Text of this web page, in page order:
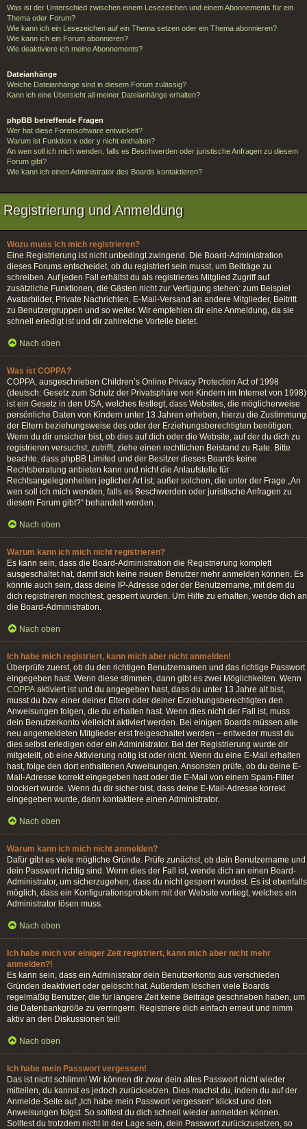
Was ist der Unterschied zwischen einem Lesezeichen und einem Abonnements für ein
Thema oder Forum?
Wie kann ich ein Lesezeichen auf ein Thema setzen oder ein Thema abonnieren?
Wie kann ich ein Forum abonnieren?
Wie deaktiviere ich meine Abonnements?
Dateianhänge
Welche Dateianhänge sind in diesem Forum zulässig?
Kann ich eine Übersicht all meiner Dateianhänge erhalten?
phpBB betreffende Fragen
Wer hat diese Forensoftware entwickelt?
Warum ist Funktion x oder y nicht enthalten?
An wen soll ich mich wenden, falls es Beschwerden oder juristische Anfragen zu diesem
Forum gibt?
Wie kann ich einen Administrator des Boards kontaktieren?
Registrierung und Anmeldung
Wozu muss ich mich registrieren?
Eine Registrierung ist nicht unbedingt zwingend. Die Board-Administration
dieses Forums entscheidet, ob du registriert sein musst, um Beiträge zu
schreiben. Auf jeden Fall erhältst du als registriertes Mitglied Zugriff auf
zusätzliche Funktionen, die Gästen nicht zur Verfügung stehen: zum Beispiel
Avatarbilder, Private Nachrichten, E-Mail-Versand an andere Mitglieder, Beitritt
zu Benutzergruppen und so weiter. Wir empfehlen dir eine Anmeldung, da sie
schnell erledigt ist und dir zahlreiche Vorteile bietet.
Nach oben
Was ist COPPA?
COPPA, ausgeschrieben Children’s Online Privacy Protection Act of 1998
(deutsch: Gesetz zum Schutz der Privatsphäre von Kindern im Internet von 1998)
ist ein Gesetz in den USA, welches festlegt, dass Websites, die möglicherweise
persönliche Daten von Kindern unter 13 Jahren erheben, hierzu die Zustimmung
der Eltern beziehungsweise des oder der Erziehungsberechtigten benötigen.
Wenn du dir unsicher bist, ob dies auf dich oder die Website, auf der du dich zu
registrieren versuchst, zutrifft, ziehe einen rechtlichen Beistand zu Rate. Bitte
beachte, dass phpBB Limited und der Besitzer dieses Boards keine
Rechtsberatung anbieten kann und nicht die Anlaufstelle für
Rechtsangelegenheiten jeglicher Art ist; außer solchen, die unter der Frage „An
wen soll ich mich wenden, falls es Beschwerden oder juristische Anfragen zu
diesem Forum gibt?“ behandelt werden.
Nach oben
Warum kann ich mich nicht registrieren?
Es kann sein, dass die Board-Administration die Registrierung komplett
ausgeschaltet hat, damit sich keine neuen Benutzer mehr anmelden können. Es
könnte auch sein, dass deine IP-Adresse oder der Benutzername, mit dem du
dich registrieren möchtest, gesperrt wurden. Um Hilfe zu erhalten, wende dich an
die Board-Administration.
Nach oben
Ich habe mich registriert, kann mich aber nicht anmelden!
Überprüfe zuerst, ob du den richtigen Benutzernamen und das richtige Passwort
eingegeben hast. Wenn diese stimmen, dann gibt es zwei Möglichkeiten. Wenn
COPPA aktiviert ist und du angegeben hast, dass du unter 13 Jahre alt bist,
musst du bzw. einer deiner Eltern oder deiner Erziehungsberechtigten den
Anweisungen folgen, die du erhalten hast. Wenn dies nicht der Fall ist, muss
dein Benutzerkonto vielleicht aktiviert werden. Bei einigen Boards müssen alle
neu angemeldeten Mitglieder erst freigeschaltet werden – entweder musst du
dies selbst erledigen oder ein Administrator. Bei der Registrierung wurde dir
mitgeteilt, ob eine Aktivierung nötig ist oder nicht. Wenn du eine E-Mail erhalten
hast, folge den dort enthaltenen Anweisungen. Ansonsten prüfe, ob du deine E-
Mail-Adresse korrekt eingegeben hast oder die E-Mail von einem Spam-Filter
blockiert wurde. Wenn du dir sicher bist, dass deine E-Mail-Adresse korrekt
eingegeben wurde, dann kontaktiere einen Administrator.
Nach oben
Warum kann ich mich nicht anmelden?
Dafür gibt es viele mögliche Gründe. Prüfe zunächst, ob dein Benutzername und
dein Passwort richtig sind. Wenn dies der Fall ist, wende dich an einen Board-
Administrator, um sicherzugehen, dass du nicht gesperrt wurdest. Es ist ebenfalls
möglich, dass ein Konfigurationsproblem mit der Website vorliegt, welches ein
Administrator lösen muss.
Nach oben
Ich habe mich vor einiger Zeit registriert, kann mich aber nicht mehr
anmelden?!
Es kann sein, dass ein Administrator dein Benutzerkonto aus verschieden
Gründen deaktiviert oder gelöscht hat. Außerdem löschen viele Boards
regelmäßig Benutzer, die für längere Zeit keine Beiträge geschrieben haben, um
die Datenbankgröße zu verringern. Registriere dich einfach erneut und nimm
aktiv an den Diskussionen teil!
Nach oben
Ich habe mein Passwort vergessen!
Das ist nicht schlimm! Wir können dir zwar dein altes Passwort nicht wieder
mitteilen, du kannst es jedoch zurücksetzen. Dies machst du, indem du auf der
Anmelde-Seite auf „Ich habe mein Passwort vergessen“ klickst und den
Anweisungen folgst. So solltest du dich schnell wieder anmelden können.
Solltest du trotzdem nicht in der Lage sein, dein Passwort zurückzusetzen, so